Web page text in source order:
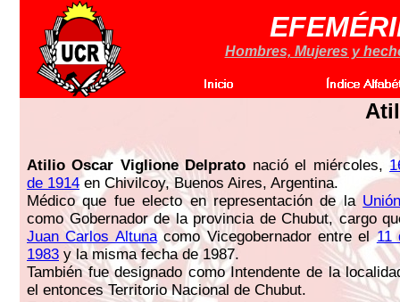
Hombres, Mujeres y
Atilio Oscar Viglione Delprato nació el miércoles,
de 1914en Chivilcoy, Buenos Aires, Argentina.
Médico que fue electo en representación de la
como Gobernador de la provincia de Chubut, cargo
Juan Carlos Altunacomo Vicegobernador entre el11
1983 y la misma fecha de 1987.
También fue designado como Intendente de la
el entonces Territorio Nacional de Chubut.